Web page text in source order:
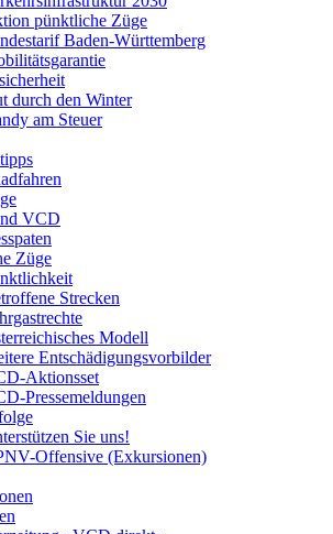
pünktliche Züge
Baden-Württemberg
durch den Winter
am Steuer
VCD
Züge
Strecken
Modell
Entschädigungsvorbilder
Aktionsset
Pressemeldungen
Sie uns!
Offensive (Exkursionen)